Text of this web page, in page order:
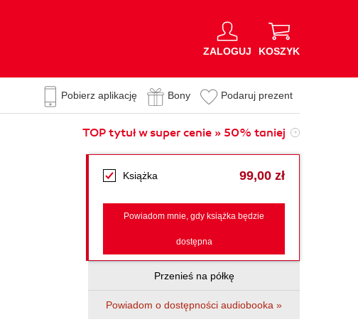
ZALOGUJ KOSZYK
Pobierz aplikację Bony Podaruj prezent
TOP tytuł w super cenie » 50% taniej
Książka 99,00 zł
Powiadom mnie, gdy książka będzie
dostępna
Przenieś na półkę
Powiadom o dostępności audiobooka »